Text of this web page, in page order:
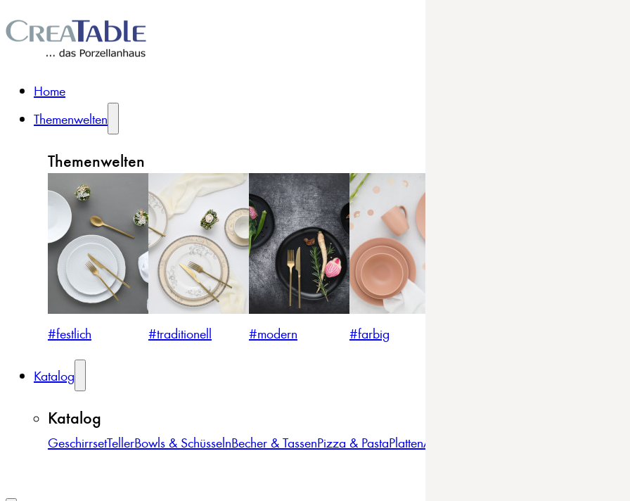
Home
Themenwelten
Themenwelten
#festlich #traditionell #modern #farbig
Katalog
Katalog
GeschirrsetTellerBowls & SchüsselnBecher & TassenPizza & PastaPlattenAuflaufformen